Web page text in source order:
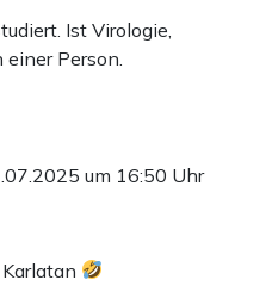
Ist Virologie,
Person.
um 16:50 Uhr